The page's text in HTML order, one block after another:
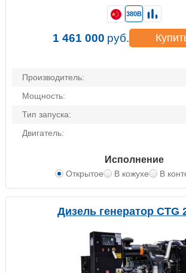
Производитель:
Мощность:
Тип запуска:
Двигатель:
Исполнение
Открытое В кожухе В
380В
1 461 000 руб.
Дизель генератор CTG